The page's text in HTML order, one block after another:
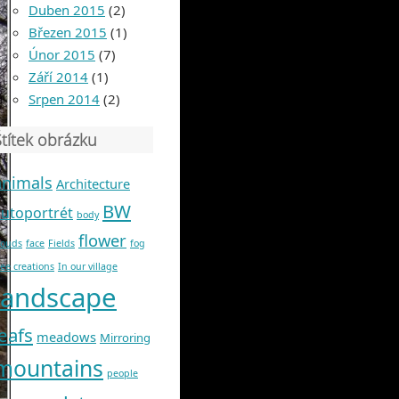
Duben 2015 (2)
Březen 2015 (1)
Únor 2015 (7)
Září 2014 (1)
Srpen 2014 (2)
obrázku
Architecture
body BW
face Fields flower fog
creations In our village
meadows Mirroring
people